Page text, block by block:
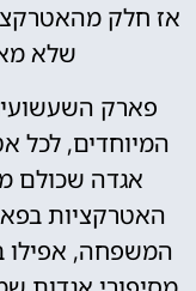
אז חלק
שלא
פארק
המיוחדים, לכל
אגדה שכולם
האטרקציות
המשפחה, אפילו